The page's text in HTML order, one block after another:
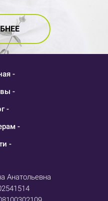
-
-
-
-
-
Анатольевна